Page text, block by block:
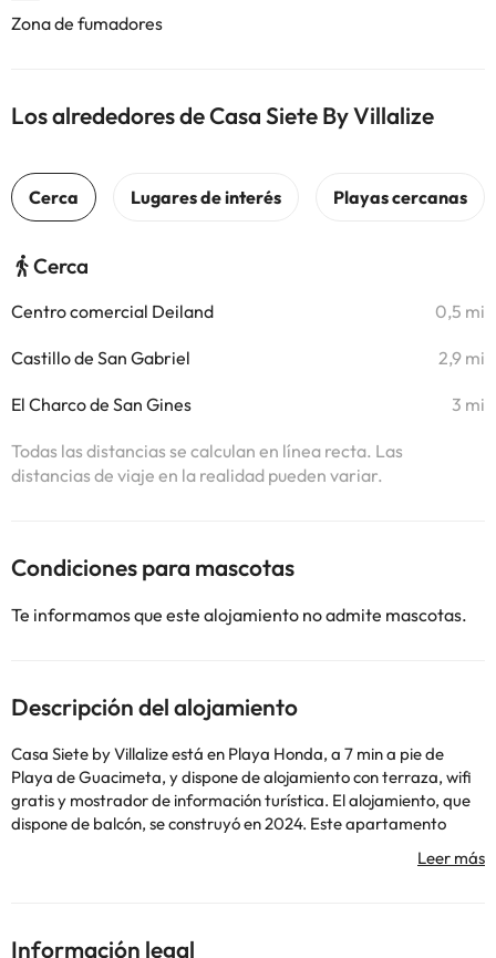
Zona de fumadores
Los alrededores de Casa Siete By Villalize
Cerca
Centro comercial Deiland 0,5 mi
Castillo de San Gabriel 2,9 mi
El Charco de San Gines 3 mi
Todas las distancias se calculan en línea recta. Las
distancias de viaje en la realidad pueden variar.
Condiciones para mascotas
Te informamos que este alojamiento no admite mascotas.
Descripción del alojamiento
Casa Siete by Villalize está en Playa Honda, a 7 min a pie de
Playa de Guacimeta, y dispone de alojamiento con terraza, wifi
gratis y mostrador de información turística. El alojamiento, que
dispone de balcón, se construyó en 2024. Este apartamento
consta de 2 dormitorios, una sala de estar, una cocina totalmente
equipada con nevera y cafetera, y 2 baños con ducha y secador
Campesino está a 8,8 km. El aeropuerto (Aeropuerto de
Información legal